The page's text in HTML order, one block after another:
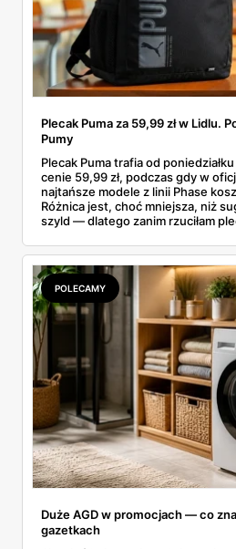
Plecak Puma za 59,99 zł w Lidlu.
Pumy
Plecak Puma trafia od
cenie 59,99 zł, podczas gdy w
najtańsze modele z linii Phase
Różnica jest, choć mniejsza, niż
szyld — dlatego zanim rzuciłam
rozpiska: co dokładnie sprzedaje
odpowiedniki u producenta i
się opłaci.
POLECAMY
Duże AGD w promocjach — co
gazetkach